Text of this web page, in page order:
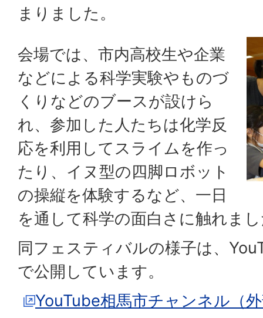
まりました。
会場では、市内高校生や企業
などによる科学実験やものづ
くりなどのブースが設けら
れ、参加した人たちは化学反
応を利用してスライムを作っ
たり、イヌ型の四脚ロボット
の操縦を体験するなど、一日
を通して科学の面白さに触れま
同フェスティバルの様子は、
で公開しています。
YouTube相馬市チャンネル（